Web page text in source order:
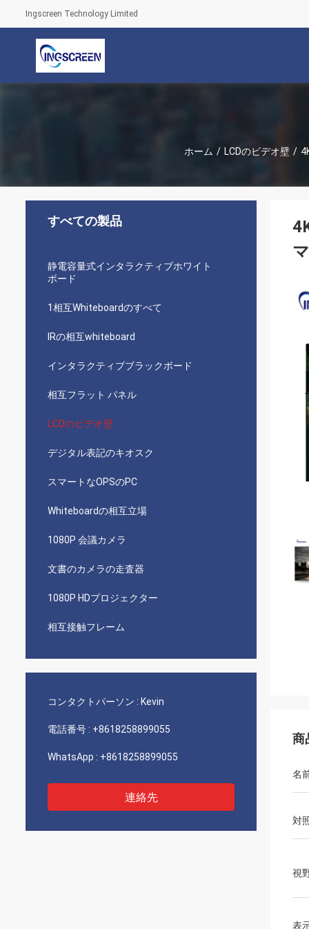
Ingscreen Technology Limited
ホーム / LCDのビデオ壁 /
すべての製品
静電容量式インタラクティブホワイト
ボード
1相互Whiteboardのすべて
IRの相互whiteboard
インタラクティブブラックボード
相互フラット パネル
LCDのビデオ壁
デジタル表記のキオスク
スマートなOPSのPC
Whiteboardの相互立場
1080P 会議カメラ
文書のカメラの走査器
1080P HDプロジェクター
相互接触フレーム
コンタクトパーソン : Kevin
電話番号 : +8618258899055
WhatsApp : +8618258899055
連絡先
商
名
対
視
表